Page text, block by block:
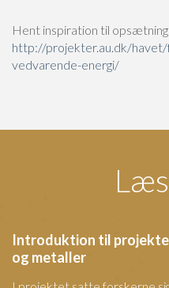
Hent inspiration til
http://projekter.au.dk/
vedvarende-energi/
Introduktion til
og metaller